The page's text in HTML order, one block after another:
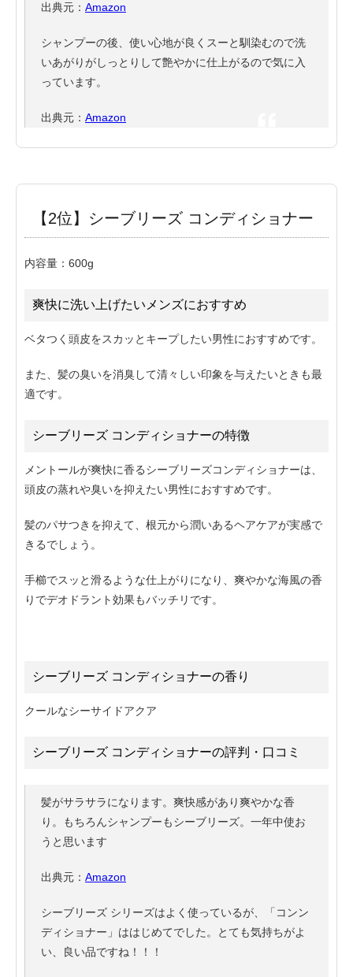
出典元： Amazon
シャンプーの後、使い心地が良くスーと馴染むので洗
いあがりがしっとりして艶やかに仕上がるので気に入
っています。
出典元： Amazon
【2位】シーブリーズ コンディショナー
内容量：600g
爽快に洗い上げたいメンズにおすすめ
ベタつく頭皮をスカッとキープしたい男性におすすめです。
また、髪の臭いを消臭して清々しい印象を与えたいときも最
適です。
シーブリーズ コンディショナーの特徴
メントールが爽快に香るシーブリーズコンディショナーは、
頭皮の蒸れや臭いを抑えたい男性におすすめです。
髪のパサつきを抑えて、根元から潤いあるヘアケアが実感で
きるでしょう。
手櫛でスッと滑るような仕上がりになり、爽やかな海風の香
りでデオドラント効果もバッチリです。
シーブリーズ コンディショナーの香り
クールなシーサイドアクア
シーブリーズ コンディショナーの評判・口コミ
髪がサラサラになります。爽快感があり爽やかな香
り。もちろんシャンプーもシーブリーズ。一年中使お
うと思います
出典元： Amazon
シーブリーズ シリーズはよく使っているが、「コンン
ディショナー」ははじめてでした。とても気持ちがよ
い、良い品ですね！！！